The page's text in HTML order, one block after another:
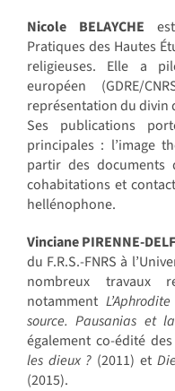
Nicole BELAYCHE
Pratiques des Hautes
religieuses. Elle a
européen (GDRE/
représentation du divin
Ses publications
principales : l’image
partir des
cohabitations et
hellénophone.
Vinciane PIRENNE-
du F.R.S.-FNRS à
nombreux travaux
notamment
source. Pausanias et
également co-édité
les dieux ? (2011) et
(2015).